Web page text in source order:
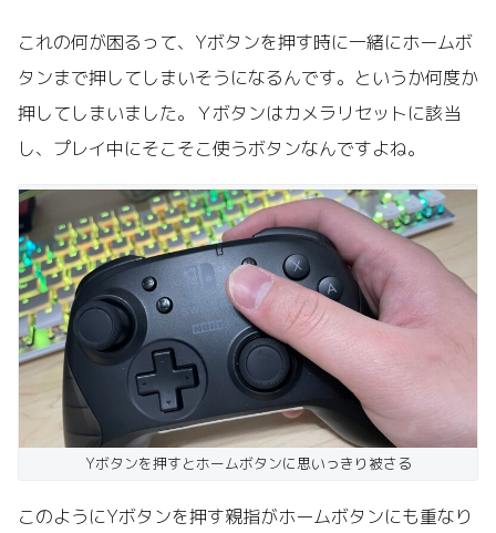
これの何が困るって、Yボタンを押す時に一緒にホームボ
タンまで押してしまいそうになるんです。というか何度か
押してしまいました。Ｙボタンはカメラリセットに該当
し、プレイ中にそこそこ使うボタンなんですよね。
Yボタンを押すとホームボタンに思いっきり被さる
このようにYボタンを押す親指がホームボタンにも重なり